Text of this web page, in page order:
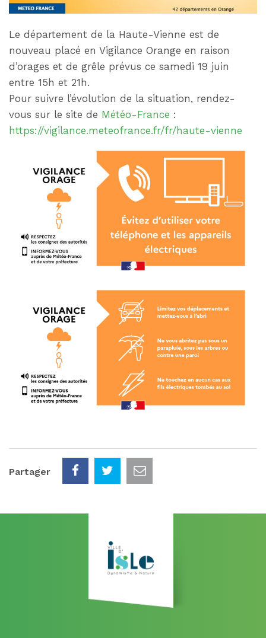
Le département de la Haute-Vienne est de
nouveau placé en Vigilance Orange en raison
d’orages et de grêle prévus ce samedi 19 juin
entre 15h et 21h.
Pour suivre l’évolution de la situation, rendez-
vous sur le site de Météo-France :
https://vigilance.meteofrance.fr/fr/haute-vienne
Partager